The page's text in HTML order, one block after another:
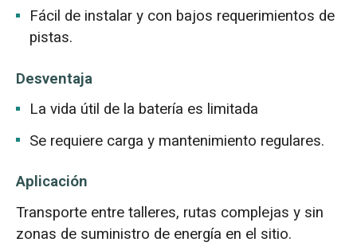
Fácil de instalar y con bajos requerimientos de
pistas.
Desventaja
La vida útil de la batería es limitada
Se requiere carga y mantenimiento regulares.
Aplicación
Transporte entre talleres, rutas complejas y sin
zonas de suministro de energía en el sitio.